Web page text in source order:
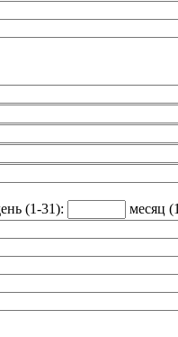
(1-31):
месяц